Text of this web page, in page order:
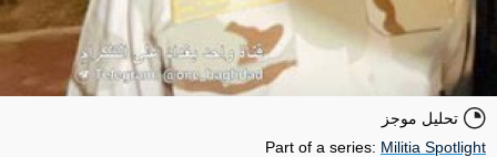
تحليل موجز
Part of a series: Militia Spotlight